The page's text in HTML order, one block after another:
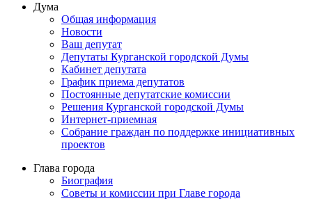
Дума
Общая информация
Новости
Ваш депутат
Депутаты Курганской городской Думы
Кабинет депутата
График приема депутатов
Постоянные депутатские комиссии
Решения Курганской городской Думы
Интернет-приемная
Собрание граждан по поддержке инициативных
проектов
Глава города
Биография
Советы и комиссии при Главе города